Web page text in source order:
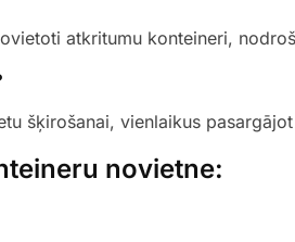
atkritumu konteineri,
šķirošanai, vienlaikus
novietne: